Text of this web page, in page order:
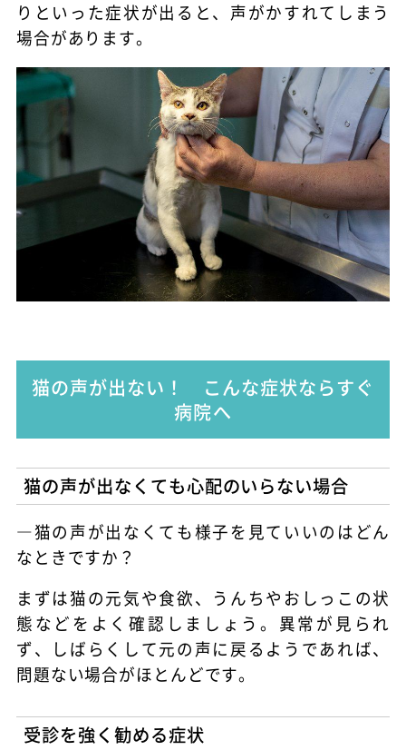
りといった症状が出ると、声がかすれてしまう
場合があります。
猫の声が出ない！ こんな症状ならすぐ
病院へ
猫の声が出なくても心配のいらない場合
―猫の声が出なくても様子を見ていいのはどん
なときですか？
まずは猫の元気や食欲、うんちやおしっこの状
態などをよく確認しましょう。異常が見られ
ず、しばらくして元の声に戻るようであれば、
問題ない場合がほとんどです。
受診を強く勧める症状